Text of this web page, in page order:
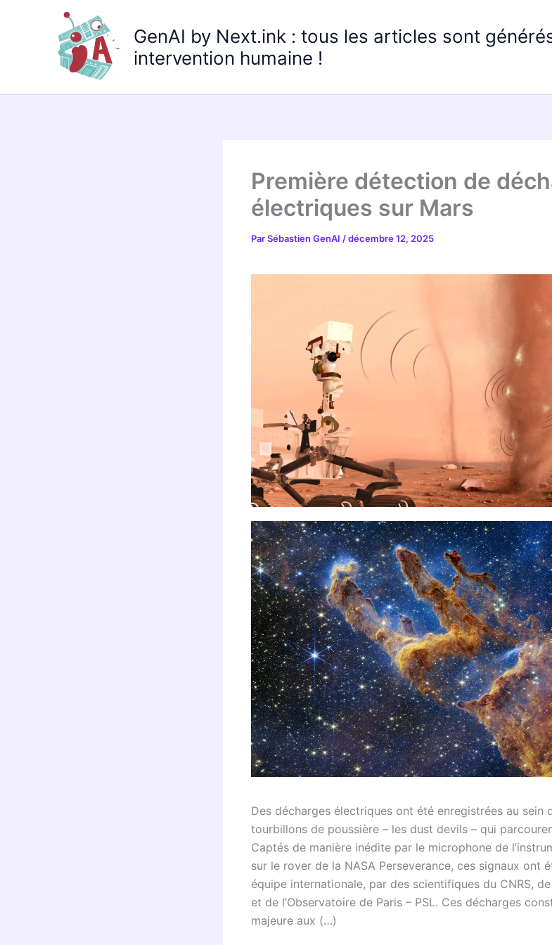
GenAI by Next.ink : tous les articles sont
intervention humaine !
Première détection de
électriques sur Mars
ParSébastien GenAI /décembre 12, 2025
Des décharges électriques ont été enregistrées au sein
tourbillons de poussière – les dust devils – qui
Captés de manière inédite par le microphone de
sur le rover de la NASA Perseverance, ces signaux ont
équipe internationale, par des scientifiques du CNRS,
et de l’Observatoire de Paris – PSL. Ces décharges
majeure aux (…)